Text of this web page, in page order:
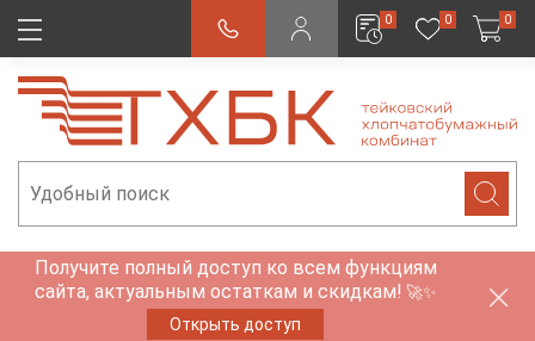
0 0 0
Получите полный доступ ко всем функциям
сайта, актуальным остаткам и скидкам! 🚀✨
Открыть доступ